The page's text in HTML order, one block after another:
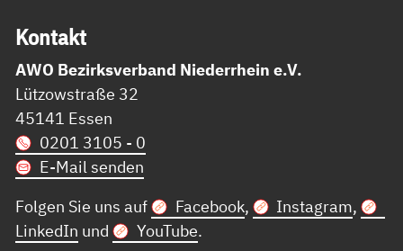
Kon­takt
AWO Bezirksverband Niederrhein e.V.
Lützowstraße 32
45141 Essen
0201 3105 - 0
E-Mail senden
Folgen Sie uns auf
Facebook, Instagram,
LinkedIn und YouTube.